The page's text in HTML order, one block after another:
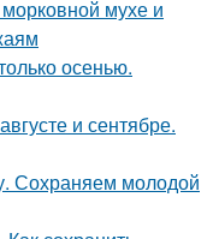
мухе и
осенью.
и сентябре.
Сохраняем молодой